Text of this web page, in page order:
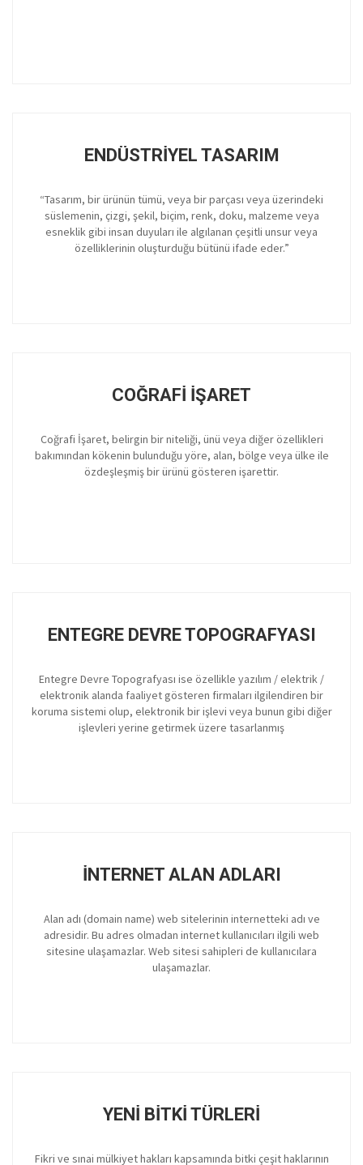
ENDÜSTRIYEL TASARIM
“Tasarım, bir ürünün tümü, veya bir parçası veya üzerindeki
süslemenin, çizgi, şekil, biçim, renk, doku, malzeme veya
esneklik gibi insan duyuları ile algılanan çeşitli unsur veya
özelliklerinin oluşturduğu bütünü ifade eder.”
COĞRAFI İŞARET
Coğrafi İşaret, belirgin bir niteliği, ünü veya diğer özellikleri
bakımından kökenin bulunduğu yöre, alan, bölge veya ülke ile
özdeşleşmiş bir ürünü gösteren işarettir.
ENTEGRE DEVRE TOPOGRAFYASI
Entegre Devre Topografyası ise özellikle yazılım / elektrik /
elektronik alanda faaliyet gösteren firmaları ilgilendiren bir
koruma sistemi olup, elektronik bir işlevi veya bunun gibi diğer
işlevleri yerine getirmek üzere tasarlanmış
İNTERNET ALAN ADLARI
Alan adı (domain name) web sitelerinin internetteki adı ve
adresidir. Bu adres olmadan internet kullanıcıları ilgili web
sitesine ulaşamazlar. Web sitesi sahipleri de kullanıcılara
ulaşamazlar.
YENI BITKI TÜRLERI
Fikri ve sınai mülkiyet hakları kapsamında bitki çeşit haklarının